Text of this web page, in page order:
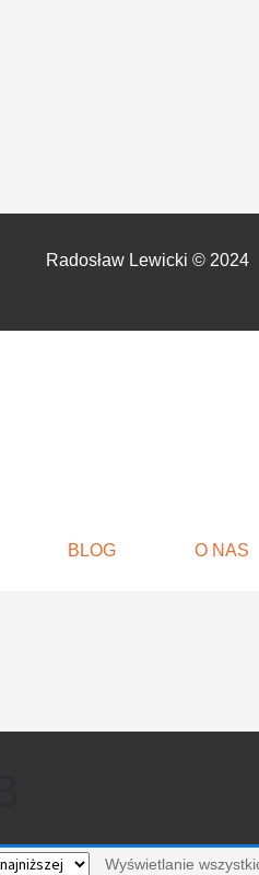
Radosław Lewicki © 2024
O NAS
BLOG
Wyświetlanie